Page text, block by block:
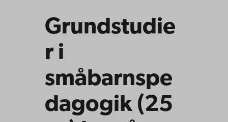
Grundstudie
r i
småbarnspe
dagogik (25